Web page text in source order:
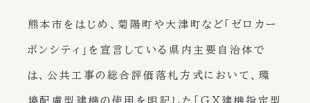
熊本市をはじめ、菊陽町や大津町など「ゼロカー
ボンシティ」を宣言している県内主要自治体で
は、公共工事の総合評価落札方式において、環
境配慮型建機の使用を明記した「GX建機指定型